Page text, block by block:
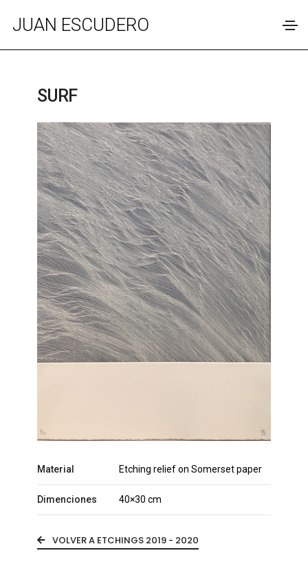
JUAN ESCUDERO
SURF
Material Etching relief on Somerset paper
Dimenciones 40×30 cm
VOLVER A ETCHINGS 2019 - 2020